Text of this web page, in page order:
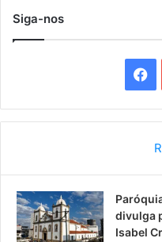
Siga-nos
a
b
o
divulga
Isabel